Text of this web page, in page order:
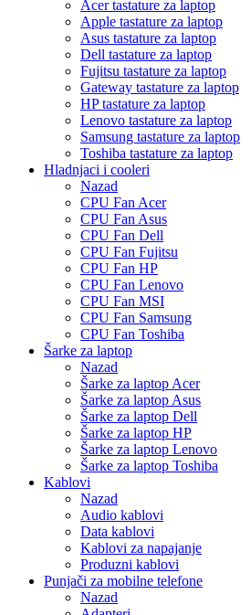
Acer tastature za laptop
Apple tastature za laptop
Asus tastature za laptop
Dell tastature za laptop
Fujitsu tastature za laptop
Gateway tastature za laptop
HP tastature za laptop
Lenovo tastature za laptop
Samsung tastature za laptop
Toshiba tastature za laptop
Hladnjaci i cooleri
Nazad
CPU Fan Acer
CPU Fan Asus
CPU Fan Dell
CPU Fan Fujitsu
CPU Fan HP
CPU Fan Lenovo
CPU Fan MSI
CPU Fan Samsung
CPU Fan Toshiba
Šarke za laptop
Nazad
Šarke za laptop Acer
Šarke za laptop Asus
Šarke za laptop Dell
Šarke za laptop HP
Šarke za laptop Lenovo
Šarke za laptop Toshiba
Kablovi
Nazad
Audio kablovi
Data kablovi
Kablovi za napajanje
Produzni kablovi
Punjači za mobilne telefone
Nazad